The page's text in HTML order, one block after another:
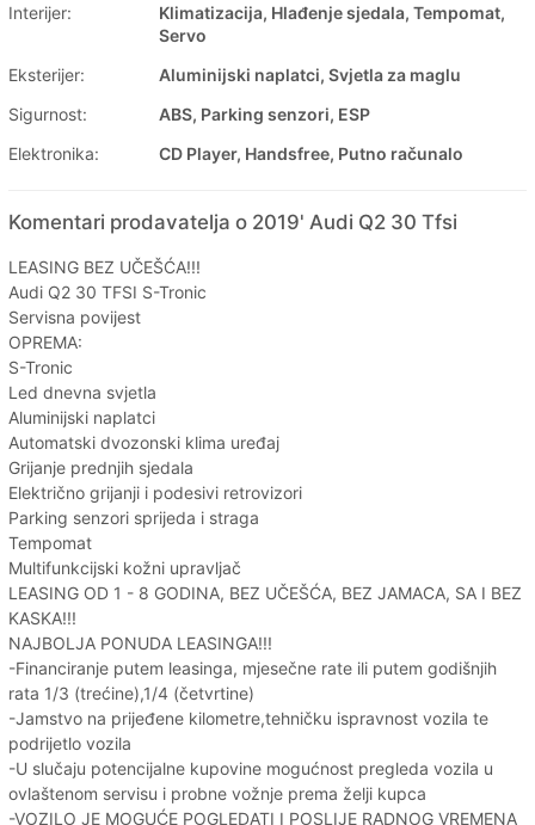
Interijer:
Klimatizacija, Hlađenje sjedala, Tempomat,
Servo
Eksterijer:
Aluminijski naplatci, Svjetla za maglu
Sigurnost:
ABS, Parking senzori, ESP
Elektronika:
CD Player, Handsfree, Putno računalo
Komentari prodavatelja o 2019' Audi Q2 30 Tfsi
LEASING BEZ UČEŠĆA!!!
Audi Q2 30 TFSI S-Tronic
Servisna povijest
OPREMA:
S-Tronic
Led dnevna svjetla
Aluminijski naplatci
Automatski dvozonski klima uređaj
Grijanje prednjih sjedala
Električno grijanji i podesivi retrovizori
Parking senzori sprijeda i straga
Tempomat
Multifunkcijski kožni upravljač
LEASING OD 1 - 8 GODINA, BEZ UČEŠĆA, BEZ JAMACA, SA I BEZ
KASKA!!!
NAJBOLJA PONUDA LEASINGA!!!
-Financiranje putem leasinga, mjesečne rate ili putem godišnjih
rata 1/3 (trećine),1/4 (četvrtine)
-Jamstvo na prijeđene kilometre,tehničku ispravnost vozila te
podrijetlo vozila
-U slučaju potencijalne kupovine mogućnost pregleda vozila u
ovlaštenom servisu i probne vožnje prema želji kupca
-VOZILO JE MOGUĆE POGLEDATI I POSLIJE RADNOG VREMENA